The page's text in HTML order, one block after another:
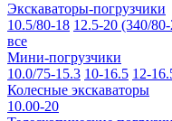
Экскаваторы-погрузчики
10.5/80-18 12.5-20 (340/
все
Мини-погрузчики
10.0/75-15.3 10-16.5 12-
Колесные экскаваторы
10.00-20